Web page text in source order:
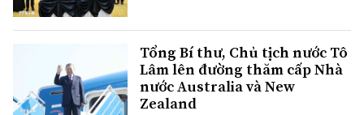
Tổng Bí thư, Chủ tịch nước Tô
Lâm lên đường thăm cấp Nhà
nước Australia và New
Zealand